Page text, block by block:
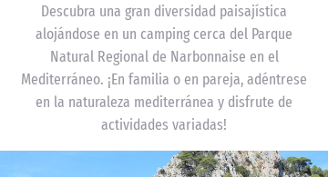
Descubra una gran diversidad paisajística
alojándose en un camping cerca del Parque
Natural Regional de Narbonnaise en el
Mediterráneo. ¡En familia o en pareja, adéntrese
en la naturaleza mediterránea y disfrute de
actividades variadas!